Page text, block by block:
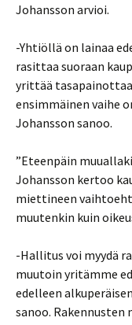
Johansson arvioi.
-Yhtiöllä on lainaa
rasittaa suoraan
yrittää
ensimmäinen vaihe
Johansson sanoo.
”Eteenpäin
Johansson kertoo
miettineen
muutenkin kuin
-Hallitus voi myydä
muutoin yritämme
edelleen
sanoo. Rakennusten